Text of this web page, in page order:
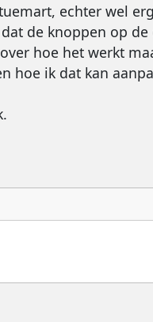
echter wel
de knoppen op
hoe het werkt
hoe ik dat kan